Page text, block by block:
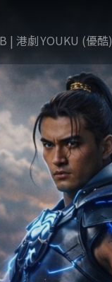
| 港劇YOUKU (優酷)